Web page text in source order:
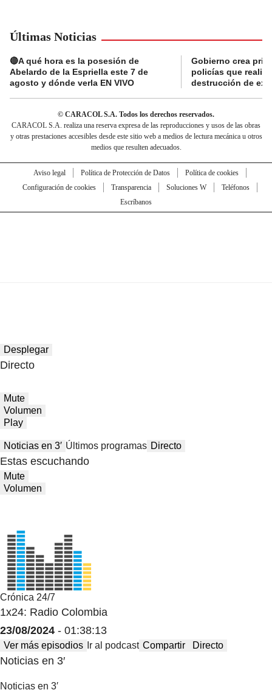
Últimas Noticias
🔴A qué hora es la posesión de
Abelardo de la Espriella este 7 de
agosto y dónde verla EN VIVO
Gobierno crea
policías que
destrucción de
© CARACOL S.A. Todos los derechos reservados.
CARACOL S.A. realiza una reserva expresa de las reproducciones y usos de las obras
y otras prestaciones accesibles desde este sitio web a medios de lectura mecánica u otros
medios que resulten adecuados.
Aviso legal Política de Protección de Datos
Política de cookies
Configuración de cookies
Transparencia Soluciones W
Teléfonos
Escríbanos
Desplegar
Directo
Mute
Volumen
Play
Noticias en 3′ Últimos programas Directo
Estas escuchando
Mute
Volumen
Crónica 24/7
1x24: Radio Colombia
23/08/2024 - 01:38:13
Ver más episodios Ir al podcast Compartir Directo
Noticias en 3′
Noticias en 3′